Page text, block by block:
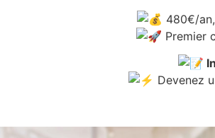
480€/
Premier
Devenez